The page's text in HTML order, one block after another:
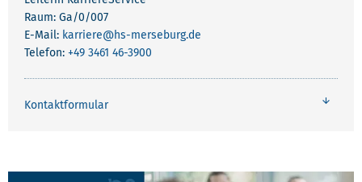
Raum: Ga/0/007
E-Mail: karriere@hs-merseburg.de
Telefon: +49 3461 46-3900
Kontaktformular